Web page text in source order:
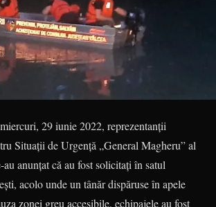
29 iunie 2022, reprezentanții
Situații de Urgență „General Magheru” al
anunțat că au fost solicitați în satul
acolo unde un tânăr dispăruse în apele
zonei greu accesibile, echipajele au fost